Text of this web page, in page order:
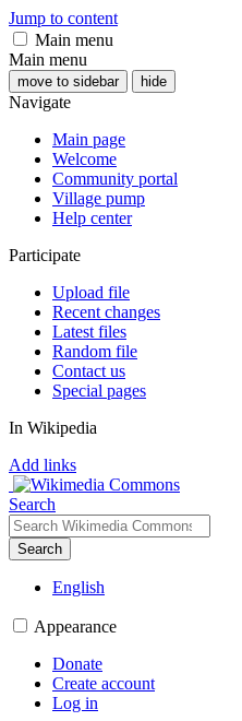
Jump to content
Main menu
Main menu
move to sidebar hide
Navigate
Main page
Welcome
Community portal
Village pump
Help center
Participate
Upload file
Recent changes
Latest files
Random file
Contact us
Special pages
In Wikipedia
Add links
Search
Search
English
Appearance
Donate
Create account
Log in